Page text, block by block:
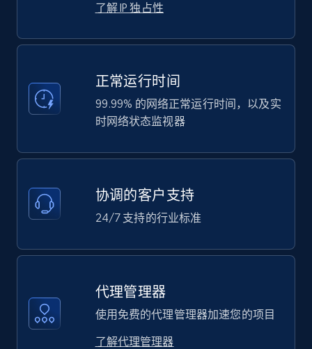
了解 IP 独占性
正常运行时间
99.99% 的网络正常运行时间，以及实
时网络状态监视器
协调的客户支持
24/7 支持的行业标准
代理管理器
使用免费的代理管理器加速您的项目
了解代理管理器